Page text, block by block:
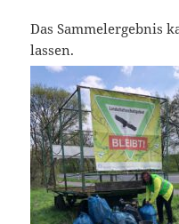
Das Sammelergebnis
lassen.